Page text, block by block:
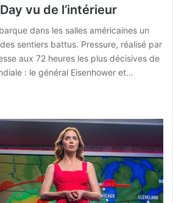
vu de l’intérieur
dans les salles américaines un
sentiers battus. Pressure, réalisé par
aux 72 heures les plus décisives de
: le général Eisenhower et…